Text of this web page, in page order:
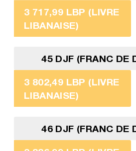
3 717,99 LBP (LIVRE
LIBANAISE)
45 DJF (FRANC DE
3 802,49 LBP (LIVRE
LIBANAISE)
46 DJF (FRANC DE